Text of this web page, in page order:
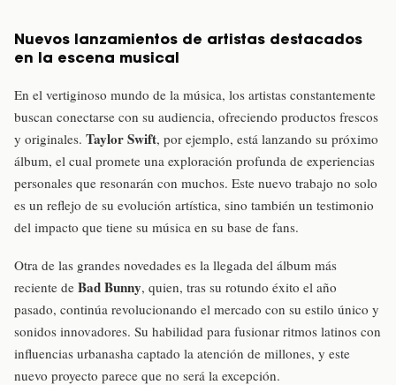
Nuevos lanzamientos de artistas destacados
en la escena musical
En el vertiginoso mundo de la música, los artistas constantemente
buscan conectarse con su audiencia, ofreciendo productos frescos
y originales. Taylor Swift, por ejemplo, está lanzando su próximo
álbum, el cual promete una exploración profunda de experiencias
personales que resonarán con muchos. Este nuevo trabajo no solo
es un reflejo de su evolución artística, sino también un testimonio
del impacto que tiene su música en su base de fans.
Otra de las grandes novedades es la llegada del álbum más
reciente de Bad Bunny, quien, tras su rotundo éxito el año
pasado, continúa revolucionando el mercado con su estilo único y
sonidos innovadores. Su habilidad para fusionar ritmos latinos con
influencias urbanasha captado la atención de millones, y este
nuevo proyecto parece que no será la excepción.